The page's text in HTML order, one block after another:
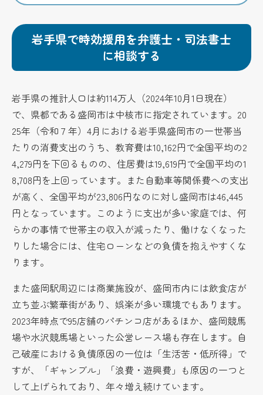
岩手県で時効援用を弁護士・司法書士
に相談する
岩手県の推計人口は約114万人（2024年10月1日現在）
で、県都である盛岡市は中核市に指定されています。20
25年（令和７年）4月における岩手県盛岡市の一世帯当
たりの消費支出のうち、教育費は10,162円で全国平均の2
4,279円を下回るものの、住居費は19,619円で全国平均の1
8,708円を上回っています。また自動車等関係費への支出
が高く、全国平均が23,806円なのに対し盛岡市は46,445
円となっています。このように支出が多い家庭では、何
らかの事情で世帯主の収入が減ったり、働けなくなった
りした場合には、住宅ローンなどの負債を抱えやすくな
ります。
また盛岡駅周辺には商業施設が、盛岡市内には飲食店が
立ち並ぶ繁華街があり、娯楽が多い環境でもあります。
2023年時点で95店舗のパチンコ店があるほか、盛岡競馬
場や水沢競馬場といった公営レース場も存在します。自
己破産における負債原因の一位は「生活苦・低所得」で
すが、「ギャンブル」「浪費・遊興費」も原因の一つと
して上げられており、年々増え続けています。